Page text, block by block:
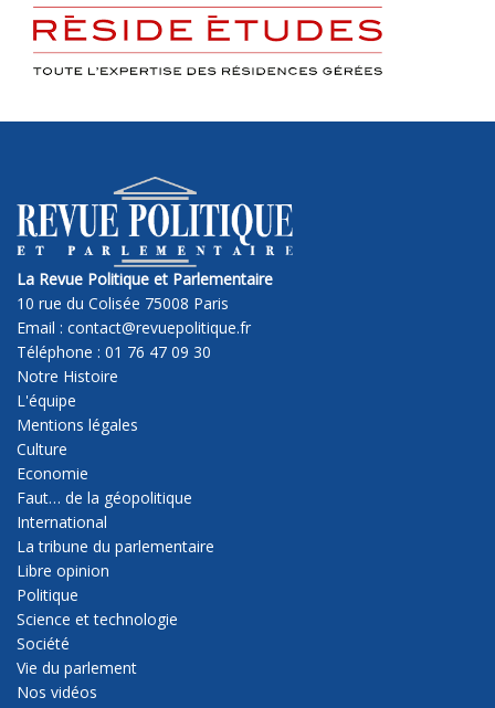
La Revue Politique et Parlementaire
10 rue du Colisée 75008 Paris
Email : contact@revuepolitique.fr
Téléphone : 01 76 47 09 30
Notre Histoire
L'équipe
Mentions légales
Culture
Economie
Faut… de la géopolitique
International
La tribune du parlementaire
Libre opinion
Politique
Science et technologie
Société
Vie du parlement
Nos vidéos